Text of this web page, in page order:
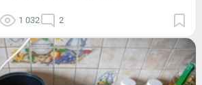
1 032 2